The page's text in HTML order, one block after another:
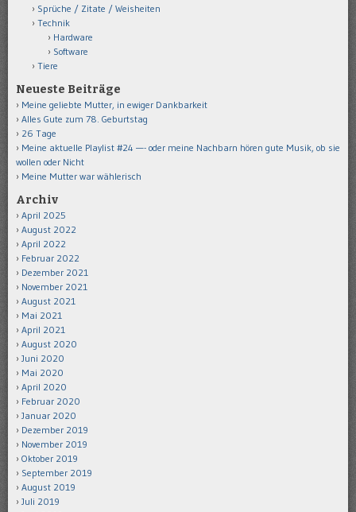
Sprüche / Zitate / Weisheiten
Technik
Hardware
Software
Tiere
Neueste Beiträge
Meine geliebte Mutter, in ewiger Dankbarkeit
Alles Gute zum 78. Geburtstag
26 Tage
Meine aktuelle Playlist #24 —- oder meine Nachbarn hören gute Musik, ob sie
wollen oder Nicht
Meine Mutter war wählerisch
Archiv
April 2025
August 2022
April 2022
Februar 2022
Dezember 2021
November 2021
August 2021
Mai 2021
April 2021
August 2020
Juni 2020
Mai 2020
April 2020
Februar 2020
Januar 2020
Dezember 2019
November 2019
Oktober 2019
September 2019
August 2019
Juli 2019